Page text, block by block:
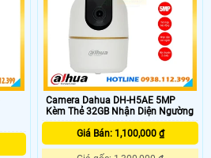
Camera Dahua DH-H5AE 5MP
Kèm Thẻ 32GB Nhận Diện Ngường
Giá Bán: 1,100,000 ₫